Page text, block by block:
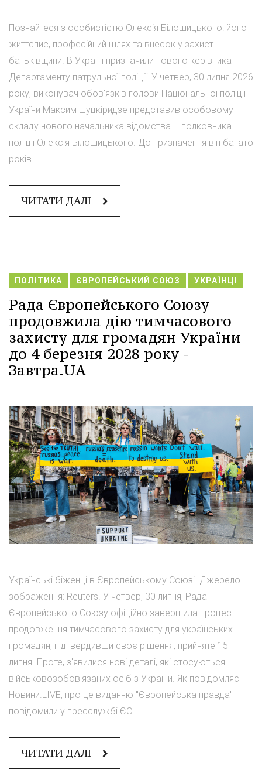
Познайтеся з особистістю Олексія Білошицького: його
життєпис, професійний шлях та внесок у захист
батьківщини. В Україні призначили нового керівника
Департаменту патрульної поліції. У четвер, 30 липня 2026
року, виконувач обов'язків голови Національної поліції
України Максим Цуцкіридзе представив особовому
складу нового начальника відомства -- полковника
поліції Олексія Білошицького. До призначення він багато
років...
ЧИТАТИ ДАЛІ
ПОЛІТИКА ЄВРОПЕЙСЬКИЙ СОЮЗ УКРАЇНЦІ
Рада Європейського Союзу
продовжила дію тимчасового
захисту для громадян України
до 4 березня 2028 року -
Завтра.UA
Українські біженці в Європейському Союзі. Джерело
зображення: Reuters. У четвер, 30 липня, Рада
Європейського Союзу офіційно завершила процес
продовження тимчасового захисту для українських
громадян, підтвердивши своє рішення, прийняте 15
липня. Проте, з'явилися нові деталі, які стосуються
військовозобов'язаних осіб з України. Як повідомляє
Новини.LIVE, про це виданню "Європейська правда"
повідомили у пресслужбі ЄС...
ЧИТАТИ ДАЛІ